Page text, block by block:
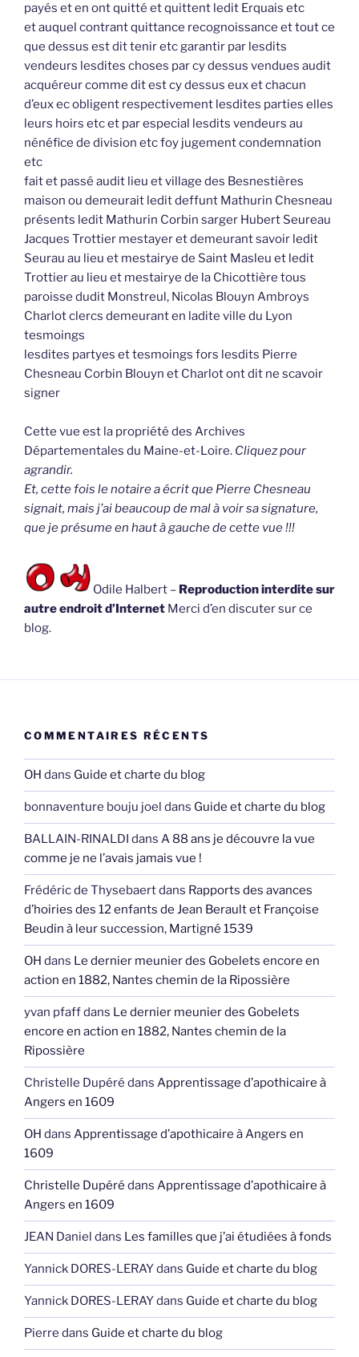
payés et en ont quitté et quittent ledit Erquais etc
et auquel contrant quittance recognoissance et tout ce
que dessus est dit tenir etc garantir par lesdits
vendeurs lesdites choses par cy dessus vendues audit
acquéreur comme dit est cy dessus eux et chacun
d’eux ec obligent respectivement lesdites parties elles
leurs hoirs etc et par especial lesdits vendeurs au
nénéfice de division etc foy jugement condemnation
etc
fait et passé audit lieu et village des Besnestières
maison ou demeurait ledit deffunt Mathurin Chesneau
présents ledit Mathurin Corbin sarger Hubert Seureau
Jacques Trottier mestayer et demeurant savoir ledit
Seurau au lieu et mestairye de Saint Masleu et ledit
Trottier au lieu et mestairye de la Chicottière tous
paroisse dudit Monstreul, Nicolas Blouyn Ambroys
Charlot clercs demeurant en ladite ville du Lyon
tesmoings
lesdites partyes et tesmoings fors lesdits Pierre
Chesneau Corbin Blouyn et Charlot ont dit ne scavoir
signer
Cette vue est la propriété des Archives
Départementales du Maine-et-Loire. Cliquez pour
agrandir.
Et, cette fois le notaire a écrit que Pierre Chesneau
signait, mais j’ai beaucoup de mal à voir sa signature,
que je présume en haut à gauche de cette vue !!!
Odile Halbert – Reproduction interdite sur
autre endroit d’Internet Merci d’en discuter sur ce
blog.
COMMENTAIRES RÉCENTS
OH dans Guide et charte du blog
bonnaventure bouju joel dans Guide et charte du blog
BALLAIN-RINALDI dans A 88 ans je découvre la vue
comme je ne l’avais jamais vue !
Frédéric de Thysebaertdans Rapports des avances
d’hoiries des 12 enfants de Jean Berault et Françoise
Beudin à leur succession, Martigné 1539
OH dans Le dernier meunier des Gobelets encore en
action en 1882, Nantes chemin de la Ripossière
yvan pfaffdans Le dernier meunier des Gobelets
encore en action en 1882, Nantes chemin de la
Ripossière
Christelle Dupéré dans Apprentissage d’apothicaire à
Angers en 1609
OH dans Apprentissage d’apothicaire à Angers en
1609
Christelle Dupéré dans Apprentissage d’apothicaire à
Angers en 1609
JEAN Daniel dans Les familles que j’ai étudiées à fonds
Yannick DORES-LERAYdans Guide et charte du blog
Yannick DORES-LERAYdans Guide et charte du blog
Pierre dans Guide et charte du blog